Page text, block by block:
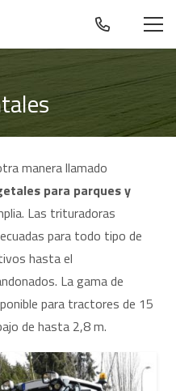
manera llamado
para parques y
Las trituradoras
para todo tipo de
hasta el
La gama de
para tractores de 15
de hasta 2,8 m.